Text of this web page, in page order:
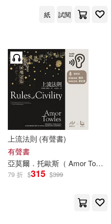
紙
試閱
上流法則 (有聲書)
有聲書
亞莫爾 ． 托歐斯 （ Amor Towles）
79 折 $315 $399